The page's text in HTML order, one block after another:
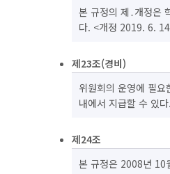
본 규정의 제․개정은
다. <개정 2019. 6.
제23조(경비)
위원회의 운영에 필
내에서 지급할 수 있
제24조
본 규정은 2008년 10